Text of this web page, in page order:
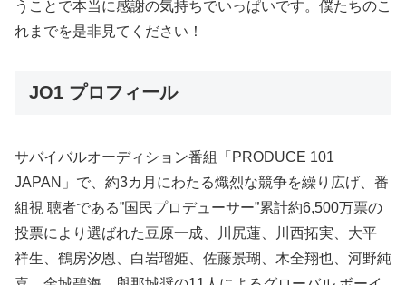
うことで本当に感謝の気持ちでいっぱいです。僕たちのこ
れまでを是非見てください！
JO1 プロフィール
サバイバルオーディション番組「PRODUCE 101
JAPAN」で、約3カ月にわたる熾烈な競争を繰り広げ、番
組視 聴者である”国民プロデューサー”累計約6,500万票の
投票により選ばれた豆原一成、川尻蓮、川西拓実、大平
祥生、鶴房汐恩、白岩瑠姫、佐藤景瑚、木全翔也、河野純